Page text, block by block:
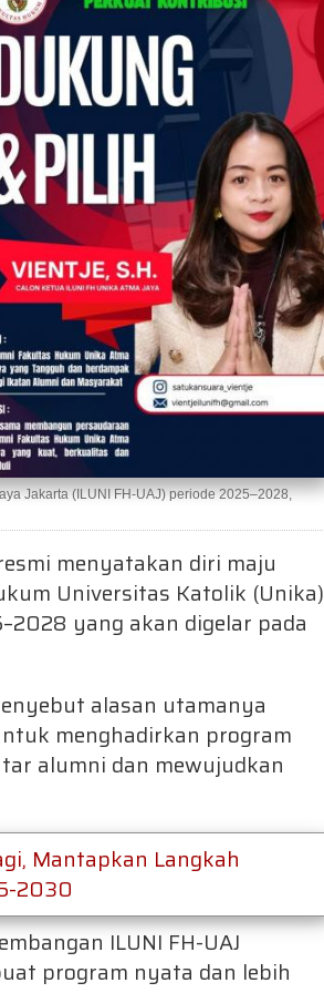
Jakarta (ILUNI FH-UAJ) periode 2025–2028,
menyatakan diri maju
Universitas Katolik (Unika)
yang akan digelar pada
alasan utamanya
menghadirkan program
alumni dan mewujudkan
Mantapkan Langkah
2030
ILUNI FH-UAJ
program nyata dan lebih